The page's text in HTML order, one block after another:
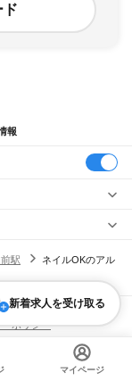
ド
報
区練馬区足立区葛飾区
小金井市
大島町 利島村
暮里駅 日暮里駅鶯谷駅
松町駅
田町駅
）・バーテンダー
ャー）
ネイルOK
人活躍中
駅
ネイルOKのアル
新着求人を受け取る
ポリシー
マイページ